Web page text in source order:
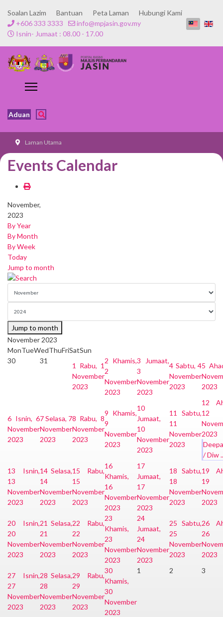
Soalan Lazim Bantuan Peta Laman
Hubungi Kami
+606 333 3333
info@mpjasin.gov.my
Isnin- Jumaat : 08.00 - 17.00
Aduan
Laman Utama
Events Calendar
November,
2023
By Year
By Month
By Week
Today
Jump to month
Jump to month
November 2023
MonTueWedThuFriSatSun
30
31
1
Rabu, 1
November
2023
2 Khamis,
2
November
2023
3
Jumaat,
3
November
2023
4 Sabtu, 4
November
2023
5
2023
6 Isnin, 6
November
2023
7Selasa, 7
November
2023
8 Rabu, 8
November
2023
9 Khamis,
9
November
2023
10
Jumaat,
10
November
2023
11
Sabtu,
11
November
2023
12
12
2023
/ Diw
13
Isnin,
13
November
2023
14 Selasa,
14
November
2023
15
Rabu,
15
November
2023
16
Khamis,
16
November
2023
17
Jumaat,
17
November
2023
18 Sabtu,
18
November
2023
19
19
2023
20
Isnin,
20
November
2023
21 Selasa,
21
November
2023
22
Rabu,
22
November
2023
23
Khamis,
23
November
2023
24
Jumaat,
24
November
2023
25 Sabtu,
25
November
2023
26
26
2023
27
Isnin,
27
November
2023
28 Selasa,
28
November
2023
29
Rabu,
29
November
2023
30
Khamis,
30
November
2023
1 2 3